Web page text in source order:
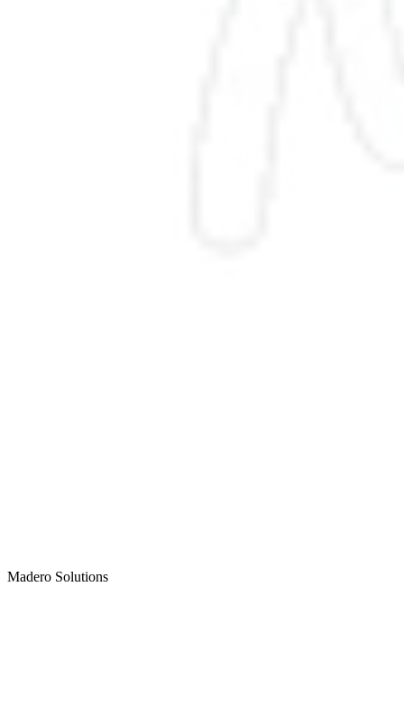
Madero Solutions